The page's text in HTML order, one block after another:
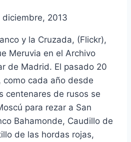
diciembre, 2013
y la Cruzada, (Flickr),
Meruvia en el Archivo
de Madrid. El pasado 20
como cada año desde
centenares de rusos se
para rezar a San
Bahamonde, Caudillo de
de las hordas rojas,